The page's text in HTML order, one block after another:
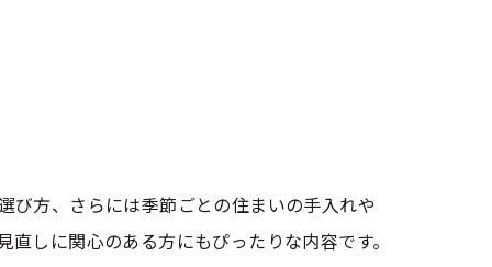
び方、さらには季節ごとの住まいの手入れや
しに関心のある方にもぴったりな内容です。